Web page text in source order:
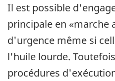
Il est possible
principale en «marche
d'urgence même si
l'huile lourde.
procédures